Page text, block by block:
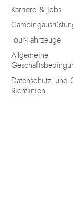
Karriere & Jobs
Tour-Fahrzeuge
Allgemeine
Datenschutz- und
Richtlinien